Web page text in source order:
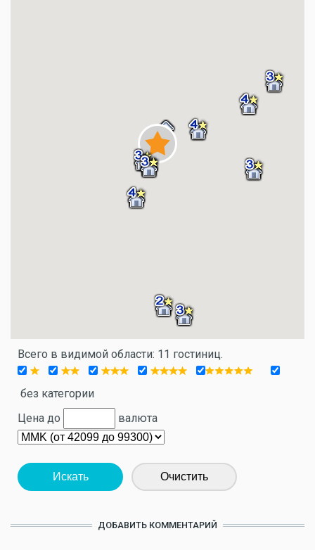
Всего в видимой области: 11 гостиниц.
без категории
Цена до
валюта
Искать Очистить
ДОБАВИТЬ КОММЕНТАРИЙ